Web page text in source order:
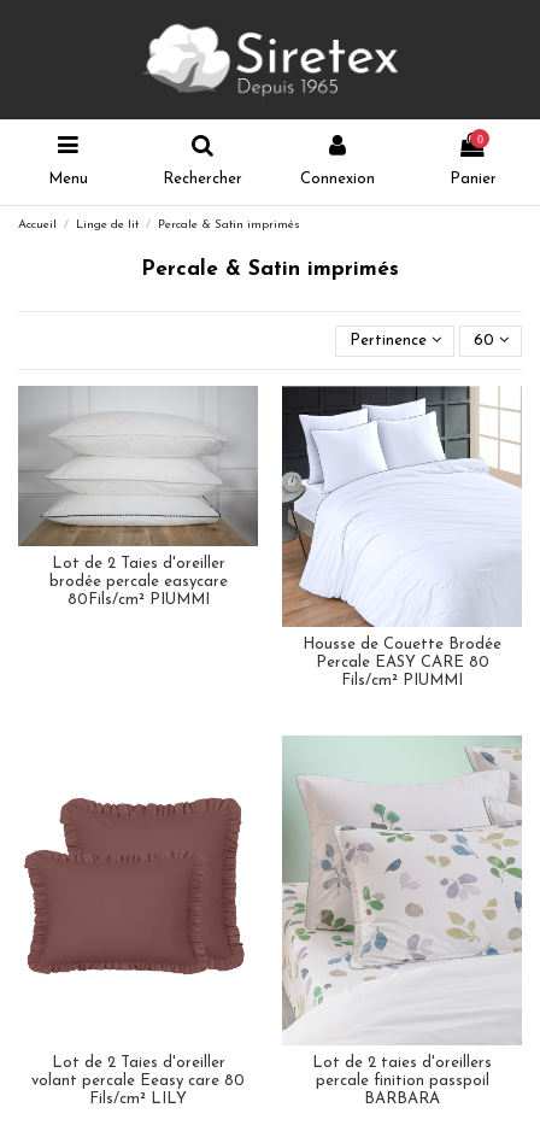
Menu Rechercher Connexion
0
Panier
Accueil Linge de lit Percale & Satin imprimés
Percale & Satin imprimés
Pertinence 60
Lot de 2 Taies d'oreiller
brodée percale easycare
80Fils/cm² PIUMMI
Housse de Couette Brodée
Percale EASY CARE 80
Fils/cm² PIUMMI
Lot de 2 Taies d'oreiller
volant percale Eeasy care 80
Fils/cm² LILY
Lot de 2 taies d'oreillers
percale finition passpoil
BARBARA